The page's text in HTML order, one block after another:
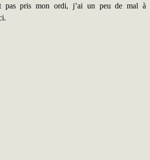
pas pris mon ordi, j’ai un peu de mal à